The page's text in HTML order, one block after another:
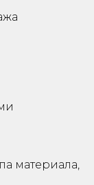
материала,